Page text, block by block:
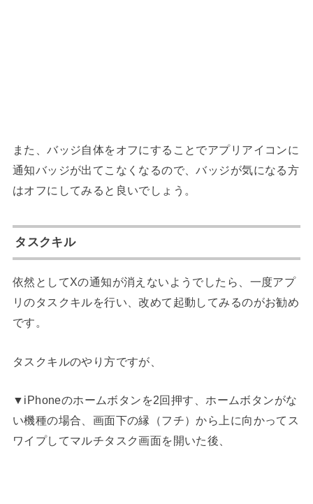
また、バッジ自体をオフにすることでアプリアイコンに
通知バッジが出てこなくなるので、バッジが気になる方
はオフにしてみると良いでしょう。
タスクキル
依然としてXの通知が消えないようでしたら、一度アプ
リのタスクキルを行い、改めて起動してみるのがお勧め
です。
タスクキルのやり方ですが、
▼iPhoneのホームボタンを2回押す、ホームボタンがな
い機種の場合、画面下の縁（フチ）から上に向かってス
ワイプしてマルチタスク画面を開いた後、